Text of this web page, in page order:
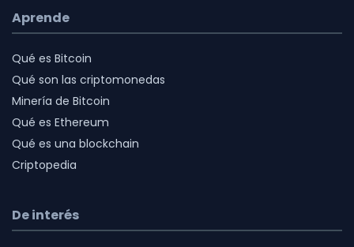
Aprende
Qué es Bitcoin
Qué son las criptomonedas
Minería de Bitcoin
Qué es Ethereum
Qué es una blockchain
Criptopedia
De interés